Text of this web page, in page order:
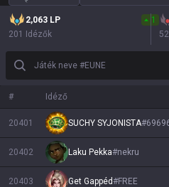
2,063 LP
1
201 Idézők
Játék neve #EUNE
# Idéző
20401 SUCHY SYJONISTA#
20402 Laku Pekka#nekru
20403 Get Gappéd#FREE